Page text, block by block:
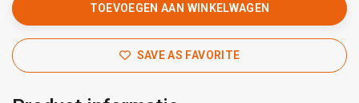
TOEVOEGEN AAN WINKELWAGEN
SAVE AS FAVORITE